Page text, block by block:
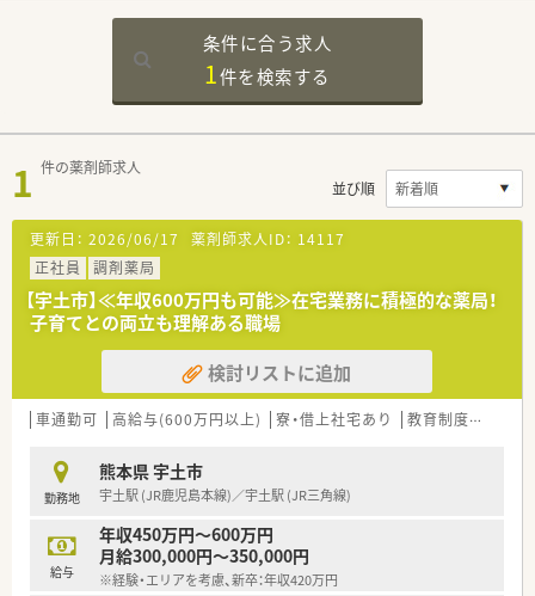
条件に合う求人
1件を検索する
1 件の薬剤師求人
並び順
更新日： 2026/06/17 薬剤師求人ID： 14117
正社員
調剤薬局
【宇土市】≪年収600万円も可能≫在宅業務に積極的な薬局！
子育てとの両立も理解ある職場
検討リストに追加
車通勤可 高給与(600万円以上) 寮・借上社宅あり 教育制度あり
勤務地
熊本県 宇土市
宇土駅 (JR鹿児島本線)／宇土駅 (JR三角線)
給与
年収450万円～600万円
月給300,000円～350,000円
※経験・エリアを考慮、新卒：年収420万円